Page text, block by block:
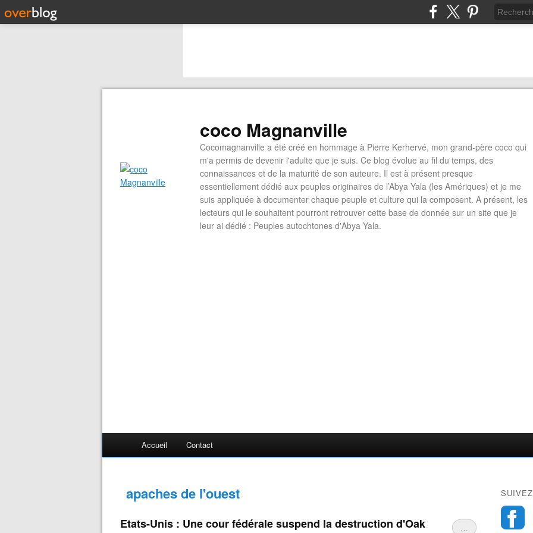
coco Magnanville
Cocomagnanville a été créé en hommage à Pierre Kerhervé, mon grand-père coco qui
m'a permis de devenir l'adulte que je suis. Ce blog évolue au fil du temps, des
connaissances et de la maturité de son auteure. Il est à présent presque
essentiellement dédié aux peuples originaires de l’Abya Yala (les Amériques) et je me
suis appliquée à documenter chaque peuple et culture qui la composent. A présent, les
lecteurs qui le souhaitent pourront retrouver cette base de donnée sur un site que je
leur ai dédié : Peuples autochtones d'Abya Yala.
Accueil Contact
apaches de l'ouest
…
Etats-Unis : Une cour fédérale suspend la destruction d'Oak